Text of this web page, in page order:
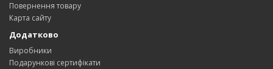
Повернення товару
Карта сайту
Додатково
Виробники
Подарункові сертифікати